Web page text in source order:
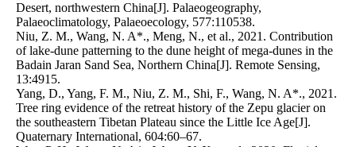
Desert, northwestern China[J]. Palaeogeography,
Palaeoclimatology, Palaeoecology, 577:110538.
Niu, Z. M., Wang, N. A*., Meng, N., et al., 2021. Contribution
of lake-dune patterning to the dune height of mega-dunes in the
Badain Jaran Sand Sea, Northern China[J]. Remote Sensing,
13:4915.
Yang, D., Yang, F. M., Niu, Z. M., Shi, F., Wang, N. A*., 2021.
Tree ring evidence of the retreat history of the Zepu glacier on
the southeastern Tibetan Plateau since the Little Ice Age[J].
Quaternary International, 604:60–67.